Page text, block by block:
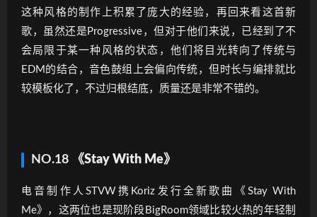
这种风格的制作上积累了庞大的经验，再回来看这首新
歌，虽然还是Progressive，但对于他们来说，已经到了不
会局限于某一种风格的状态，他们将目光转向了传统与
EDM的结合，音色鼓组上会偏向传统，但时长与编排就比
较模板化了，不过归根结底，质量还是非常不错的。
NO.18 《Stay With Me》
电音制作人STVW携Koriz发行全新歌曲《Stay With
Me》，这两位也是现阶段BigRoom领域比较火热的年轻制